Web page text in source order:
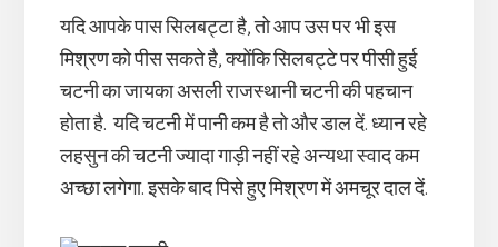
यदि आपके पास सिलबट्टा है, तो आप उस पर भी इस
मिश्रण को पीस सकते है, क्योंकि सिलबट्टे पर पीसी हुई
चटनी का जायका असली राजस्थानी चटनी की पहचान
होता है. यदि चटनी में पानी कम है तो और डाल दें. ध्यान रहे
लहसुन की चटनी ज्यादा गाड़ी नहीं रहे अन्यथा स्वाद कम
अच्छा लगेगा. इसके बाद पिसे हुए मिश्रण में अमचूर दाल दें.